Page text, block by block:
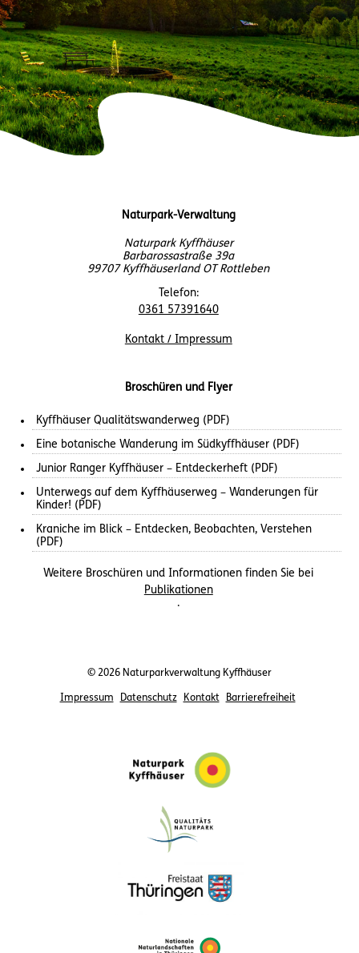
Naturpark-Verwaltung
Naturpark Kyffhäuser
Barbarossastraße 39a
99707 Kyffhäuserland OT Rottleben
Telefon:
0361 57391640
Kontakt / Impressum
Broschüren und Flyer
Kyffhäuser Qualitätswanderweg (PDF)
Eine botanische Wanderung im Südkyffhäuser (PDF)
Junior Ranger Kyffhäuser – Entdeckerheft (PDF)
Unterwegs auf dem Kyffhäuserweg – Wanderungen für
Kinder! (PDF)
Kraniche im Blick – Entdecken, Beobachten, Verstehen
(PDF)
Weitere Broschüren und Informationen finden Sie bei
Publikationen
.
© 2026 Naturparkverwaltung Kyffhäuser
Impressum Datenschutz Kontakt Barrierefreiheit